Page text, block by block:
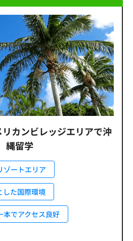
リカンビレッジエリアで沖
縄留学
ゾートエリア
した国際環境
本でアクセス良好